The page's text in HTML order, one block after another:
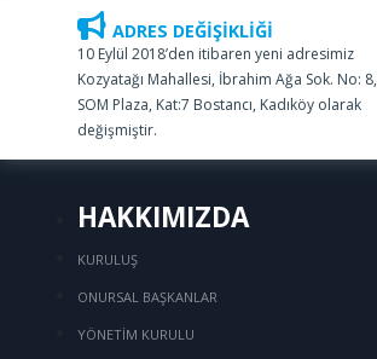
ADRES DEĞİŞİKLİĞİ
10 Eylül 2018’den itibaren yeni adresimiz
Kozyatağı Mahallesi, İbrahim Ağa Sok. No: 8,
SOM Plaza, Kat:7 Bostancı, Kadıköy olarak
değişmiştir.
HAKKIMIZDA
KURULUŞ
ONURSAL BAŞKANLAR
YÖNETİM KURULU